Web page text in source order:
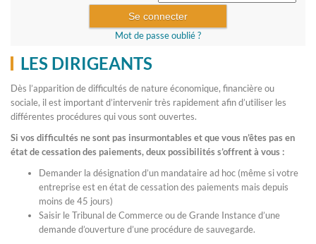
Mot de passe oublié ?
LES DIRIGEANTS
Dès l’apparition de difficultés de nature économique, financière ou
sociale, il est important d’intervenir très rapidement afin d’utiliser les
différentes procédures qui vous sont ouvertes.
Si vos difficultés ne sont pas insurmontables et que vous n’êtes pas en
état de cessation des paiements, deux possibilités s’offrent à vous :
Demander la désignation d’un mandataire ad hoc (même si votre
entreprise est en état de cessation des paiements mais depuis
moins de 45 jours)
Saisir le Tribunal de Commerce ou de Grande Instance d’une
demande d’ouverture d’une procédure de sauvegarde.